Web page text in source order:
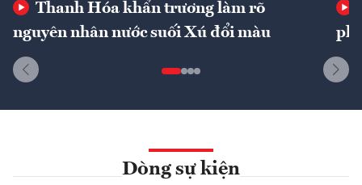
Thanh Hóa khẩn trương làm rõ
nguyên nhân nước suối Xú đổi màu
phí
Dòng sự kiện